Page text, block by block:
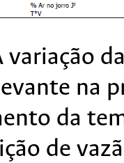
variação
na
da
de